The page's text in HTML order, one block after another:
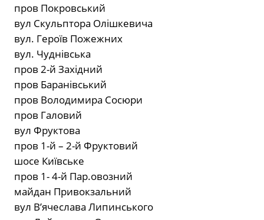
пров Покровський
вул Скульптора Олішкевича
вул. Героїв Пожежних
вул. Чуднівська
пров 2-й Західний
пров Баранівський
пров Володимира Сосюри
пров Галовий
вул Фруктова
пров 1-й – 2-й Фруктовий
шосе Київське
пров 1- 4-й Пар.овозний
майдан Привокзальний
вул В’ячеслава Липинського